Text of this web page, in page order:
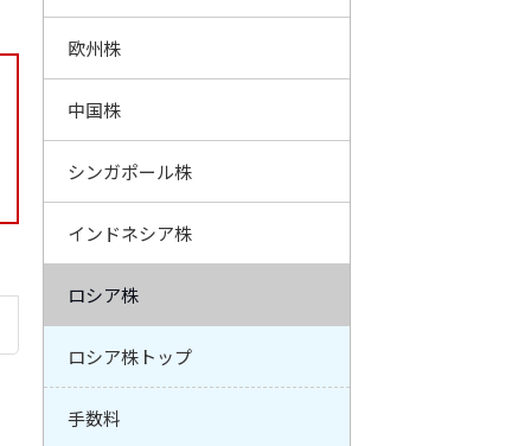
欧州株
中国株
シンガポール株
インドネシア株
ロシア株
ロシア株トップ
手数料